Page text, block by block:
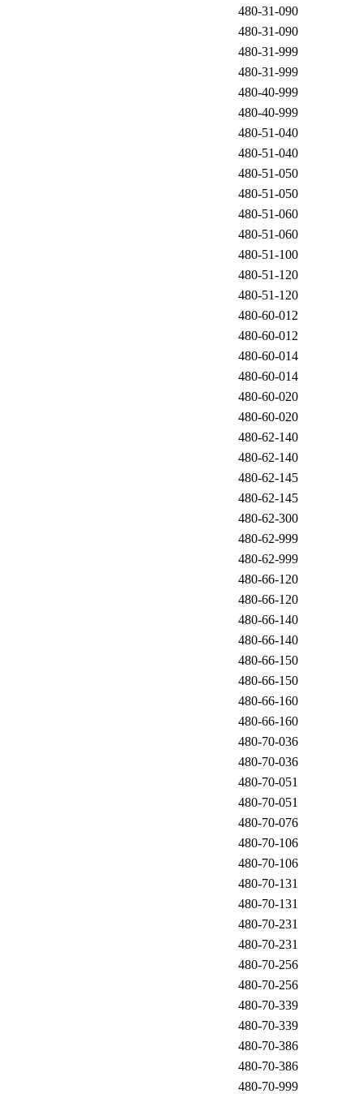
480-31-090
480-31-090
480-31-999
480-31-999
480-40-999
480-40-999
480-51-040
480-51-040
480-51-050
480-51-050
480-51-060
480-51-060
480-51-100
480-51-120
480-51-120
480-60-012
480-60-012
480-60-014
480-60-014
480-60-020
480-60-020
480-62-140
480-62-140
480-62-145
480-62-145
480-62-300
480-62-999
480-62-999
480-66-120
480-66-120
480-66-140
480-66-140
480-66-150
480-66-150
480-66-160
480-66-160
480-70-036
480-70-036
480-70-051
480-70-051
480-70-076
480-70-106
480-70-106
480-70-131
480-70-131
480-70-231
480-70-231
480-70-256
480-70-256
480-70-339
480-70-339
480-70-386
480-70-386
480-70-999